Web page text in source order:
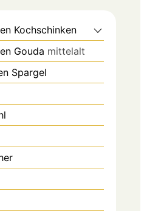
Kochschinken
Gouda mittelalt
Spargel